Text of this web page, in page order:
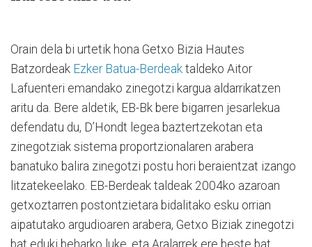
Orain dela bi urtetik hona Getxo Bizia Hautes
Batzordeak Ezker Batua-Berdeak taldeko Aitor
Lafuenteri emandako zinegotzi kargua aldarrikatzen
aritu da. Bere aldetik, EB-Bk bere bigarren jesarlekua
defendatu du, D’Hondt legea baztertzekotan eta
zinegotziak sistema proportzionalaren arabera
banatuko balira zinegotzi postu hori beraientzat izango
litzatekeelako. EB-Berdeak taldeak 2004ko azaroan
getxoztarren postontzietara bidalitako esku orrian
aipatutako argudioaren arabera, Getxo Biziak zinegotzi
bat eduki beharko luke, eta Aralarrek ere beste bat